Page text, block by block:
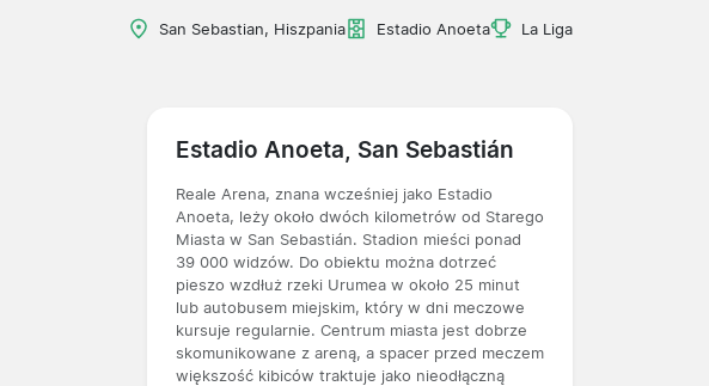
San Sebastian, Hiszpania Estadio Anoeta La Liga
Estadio Anoeta, San Sebastián
Reale Arena, znana wcześniej jako Estadio
Anoeta, leży około dwóch kilometrów od Starego
Miasta w San Sebastián. Stadion mieści ponad
39 000 widzów. Do obiektu można dotrzeć
pieszo wzdłuż rzeki Urumea w około 25 minut
lub autobusem miejskim, który w dni meczowe
kursuje regularnie. Centrum miasta jest dobrze
skomunikowane z areną, a spacer przed meczem
większość kibiców traktuje jako nieodłączną